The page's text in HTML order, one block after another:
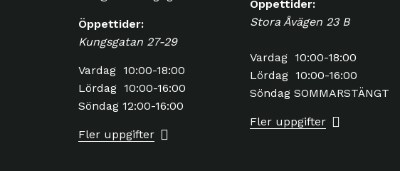
Öppettider:
Kungsgatan 27-29
Vardag 10:00-18:00
Lördag 10:00-16:00
Söndag 12:00-16:00
Fler uppgifter
Öppettider:
Stora Åvägen 23 B
Vardag 10:00-18:00
Lördag 10:00-16:00
Söndag SOMMARSTÄNGT
Fler uppgifter